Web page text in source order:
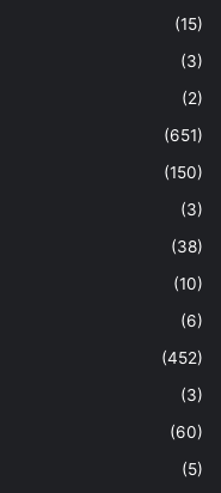
(15)
(3)
(2)
(651)
(150)
(3)
(38)
(10)
(6)
(452)
(3)
(60)
(5)